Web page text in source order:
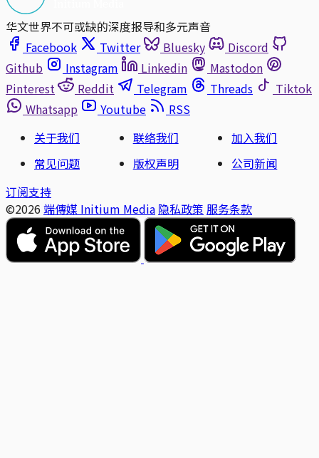
华文世界不可或缺的深度报导和多元声音
Facebook
Twitter Bluesky
Discord
Github
Instagram Linkedin
Mastodon
Pinterest
Reddit Telegram Threads
Tiktok
Whatsapp
Youtube
RSS
关于我们
联络我们
加入我们
常见问题
版权声明
公司新闻
订阅支持
©2026 端傳媒 Initium Media 隐私政策 服务条款